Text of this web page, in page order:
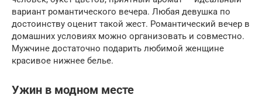
вариант романтического вечера. Любая девушка по
достоинству оценит такой жест. Романтический вечер в
домашних условиях можно организовать и совместно.
Мужчине достаточно подарить любимой женщине
красивое нижнее белье.
Ужин в модном месте